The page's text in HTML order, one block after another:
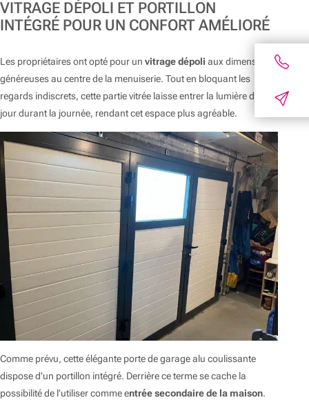
VITRAGE DÉPOLI ET PORTILLON
INTÉGRÉ POUR UN CONFORT AMÉLIORÉ
Les propriétaires ont opté pour un vitrage dépoli aux dimensions
généreuses au centre de la menuiserie. Tout en bloquant les
regards indiscrets, cette partie vitrée laisse entrer la lumière du
jour durant la journée, rendant cet espace plus agréable.
Comme prévu, cette élégante porte de garage alu coulissante
dispose d’un portillon intégré. Derrière ce terme se cache la
possibilité de l’utiliser comme entrée secondaire de la maison.